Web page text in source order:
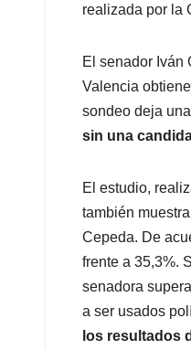
realizada por la
El senador Iván
Valencia
sondeo deja
sin una
El estudio,
también
Cepeda. De
frente a 35,3%.
senadora
a ser usados
los resultados